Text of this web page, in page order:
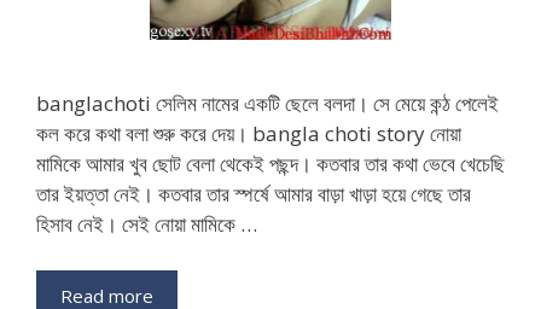
banglachoti সেলিম নামের একটি ছেলে বলদা। সে মেয়ে কন্ঠ পেলেই
কল করে কথা বলা শুরু করে দেয়। bangla choti story নোয়া
মামিকে আমার খুব ছোট বেলা থেকেই পছন্দ। কতবার তার কথা ভেবে খেচেছি
তার ইয়ত্তা নেই। কতবার তার স্পর্ষে আমার বাড়া খাড়া হয়ে গেছে তার
হিসাব নেই। সেই নোয়া মামিকে …
Read more